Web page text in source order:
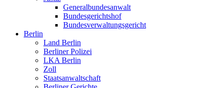
Generalbundesanwalt
Bundesgerichtshof
Bundesverwaltungsgericht
Berlin
Land Berlin
Berliner Polizei
LKA Berlin
Zoll
Staatsanwaltschaft